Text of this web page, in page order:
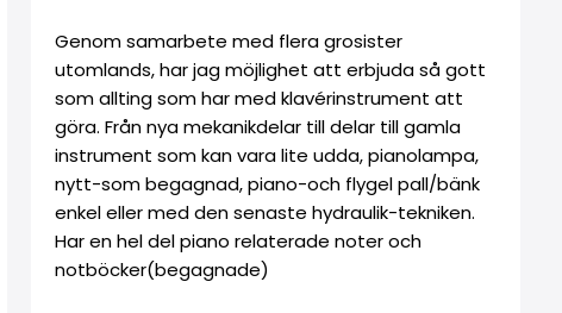
Genom samarbete med flera grosister
utomlands, har jag möjlighet att erbjuda så gott
som allting som har med klavérinstrument att
göra. Från nya mekanikdelar till delar till gamla
instrument som kan vara lite udda, pianolampa,
nytt-som begagnad, piano-och flygel pall/bänk
enkel eller med den senaste hydraulik-tekniken.
Har en hel del piano relaterade noter och
notböcker(begagnade)